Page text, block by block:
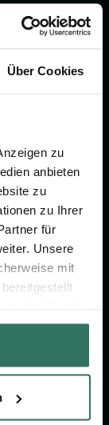
Über Cookies
zu
anbieten
zu
zu Ihrer
für
Unsere
mit
rund
&